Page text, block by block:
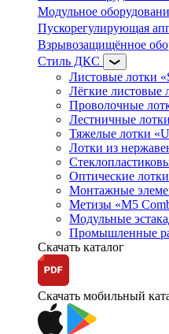
Модульное
Пускорегулирующая
Взрывозащищённое
Стиль ДКС
Листовые лотки
Лёгкие листовые
Проволочные
Лестничные
Тяжелые лотки
Лотки из
Оптические
Монтажные
Метизы «M5
Модульные
Промышленные
Скачать каталог
Скачать мобильный